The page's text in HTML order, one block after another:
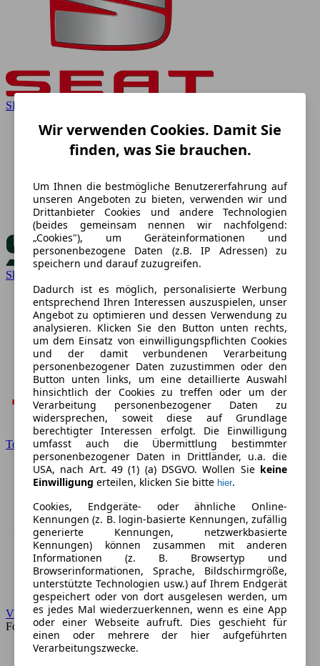
SEAT
Skoda
Toyota
VW
Forum
Wir verwenden Cookies. Damit Sie
finden, was Sie brauchen.
Um Ihnen die bestmögliche Benutzererfahrung auf
unseren Angeboten zu bieten, verwenden wir und
Drittanbieter Cookies und andere Technologien
(beides gemeinsam nennen wir nachfolgend:
„Cookies"), um Geräteinformationen und
personenbezogene Daten (z.B. IP Adressen) zu
speichern und darauf zuzugreifen.
Dadurch ist es möglich, personalisierte Werbung
entsprechend Ihren Interessen auszuspielen, unser
Angebot zu optimieren und dessen Verwendung zu
analysieren. Klicken Sie den Button unten rechts,
um dem Einsatz von einwilligungspflichten Cookies
und der damit verbundenen Verarbeitung
personenbezogener Daten zuzustimmen oder den
Button unten links, um eine detaillierte Auswahl
hinsichtlich der Cookies zu treffen oder um der
Verarbeitung personenbezogener Daten zu
widersprechen, soweit diese auf Grundlage
berechtigter Interessen erfolgt. Die Einwilligung
umfasst auch die Übermittlung bestimmter
personenbezogener Daten in Drittländer, u.a. die
USA, nach Art. 49 (1) (a) DSGVO. Wollen Sie keine
Einwilligung erteilen, klicken Sie bitte hier.
Cookies, Endgeräte- oder ähnliche Online-
Kennungen (z. B. login-basierte Kennungen, zufällig
generierte Kennungen, netzwerkbasierte
Kennungen) können zusammen mit anderen
Informationen (z. B. Browsertyp und
Browserinformationen, Sprache, Bildschirmgröße,
unterstützte Technologien usw.) auf Ihrem Endgerät
gespeichert oder von dort ausgelesen werden, um
es jedes Mal wiederzuerkennen, wenn es eine App
oder einer Webseite aufruft. Dies geschieht für
einen oder mehrere der hier aufgeführten
Verarbeitungszwecke.